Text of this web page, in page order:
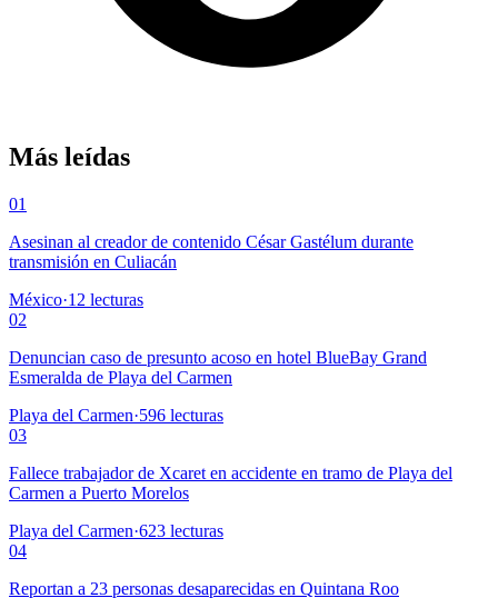
Más leídas
01
Asesinan al creador de contenido César Gastélum durante
transmisión en Culiacán
México·12 lecturas
02
Denuncian caso de presunto acoso en hotel BlueBay Grand
Esmeralda de Playa del Carmen
Playa del Carmen·596 lecturas
03
Fallece trabajador de Xcaret en accidente en tramo de Playa del
Carmen a Puerto Morelos
Playa del Carmen·623 lecturas
04
Reportan a 23 personas desaparecidas en Quintana Roo